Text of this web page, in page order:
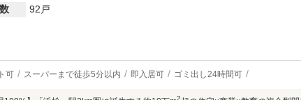
92戸
可 スーパーまで徒歩5分以内 即入居可 ゴミ出し24時間可
2